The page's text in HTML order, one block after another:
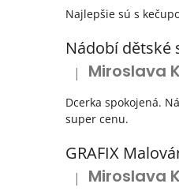
Najlepšie sú s
Hodnocení
| Miroslava
Dcerka spokojená.
super cenu.
Hodnocení
| Miroslava